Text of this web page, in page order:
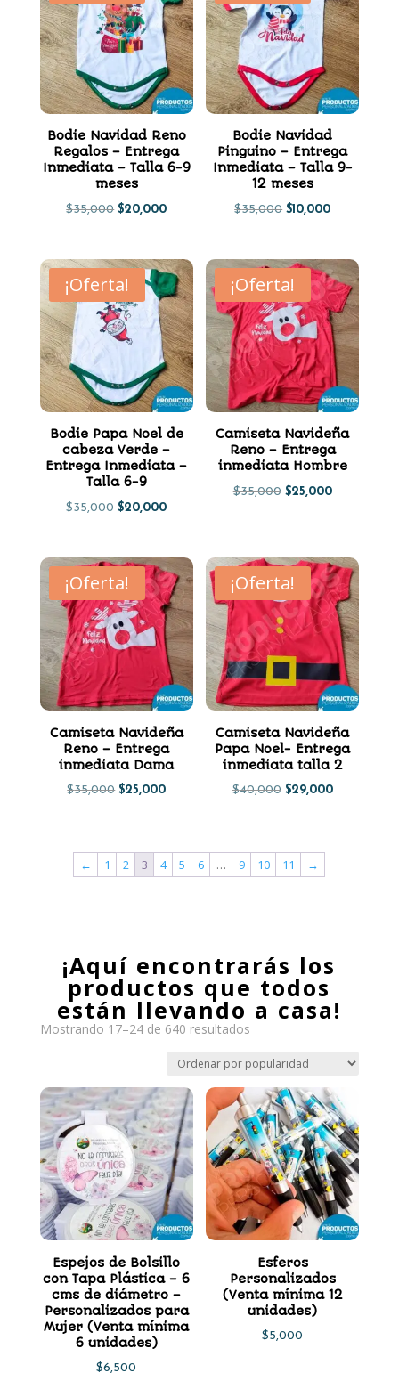
$35,000.$20,000. $35,000.$20,000.
Bodie Navidad Reno
Regalos – Entrega
Inmediata – Talla 6-9
meses
$35,000 El
original
era:
$35,000.
$20,000El
actual
es:
$20,000.
Bodie Navidad
Pinguino – Entrega
Inmediata – Talla 9-
12 meses
$35,000 El
original
era:
$35,000.
$10,000El
actual
es:
$10,000.
¡Oferta!
Bodie Papa Noel de
cabeza Verde –
Entrega Inmediata –
Talla 6-9
$35,000 El
original
era:
$35,000.
$20,000El
actual
es:
$20,000.
¡Oferta!
Camiseta Navideña
Reno – Entrega
inmediata Hombre
$35,000 El
era:
$35,000.
$25,000El
es:
$25,000.
¡Oferta!
Camiseta Navideña
Reno – Entrega
inmediata Dama
$35,000 El
era:
$25,000El
es:
¡Oferta!
Camiseta Navideña
Papa Noel- Entrega
inmediata talla 2
$40,000 El
era:
$29,000El
← 1 2 3 4 5 6 … 9 10 11 →
¡Aquí encontrarás los
productos que todos
están llevando a casa!
Mostrando 17–24 de 640 resultadosOrdenado
popularidad
Espejos de Bolsillo
con Tapa Plástica – 6
cms de diámetro –
Personalizados para
Mujer (Venta mínima
6 unidades)
$6,500
Esferos
Personalizados
(Venta mínima 12
unidades)
$5,000